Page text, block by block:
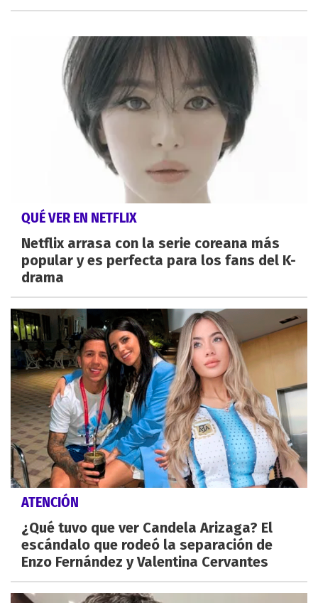
QUÉ VER EN NETFLIX
Netflix arrasa con la serie coreana más
popular y es perfecta para los fans del K-
drama
ATENCIÓN
¿Qué tuvo que ver Candela Arizaga? El
escándalo que rodeó la separación de
Enzo Fernández y Valentina Cervantes